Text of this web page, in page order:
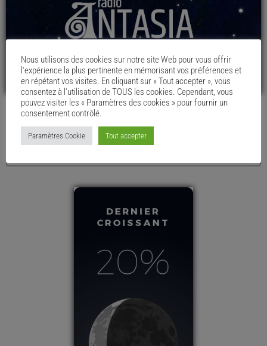
LE MENU DU CHAUDRON
Nous utilisons des cookies sur notre site Web pour vous offrir
l'expérience la plus pertinente en mémorisant vos préférences et
en répétant vos visites. En cliquant sur « Tout accepter », vous
consentez à l'utilisation de TOUS les cookies. Cependant, vous
pouvez visiter les « Paramètres des cookies » pour fournir un
consentement contrôlé.
Paramètres Cookie Tout accepter